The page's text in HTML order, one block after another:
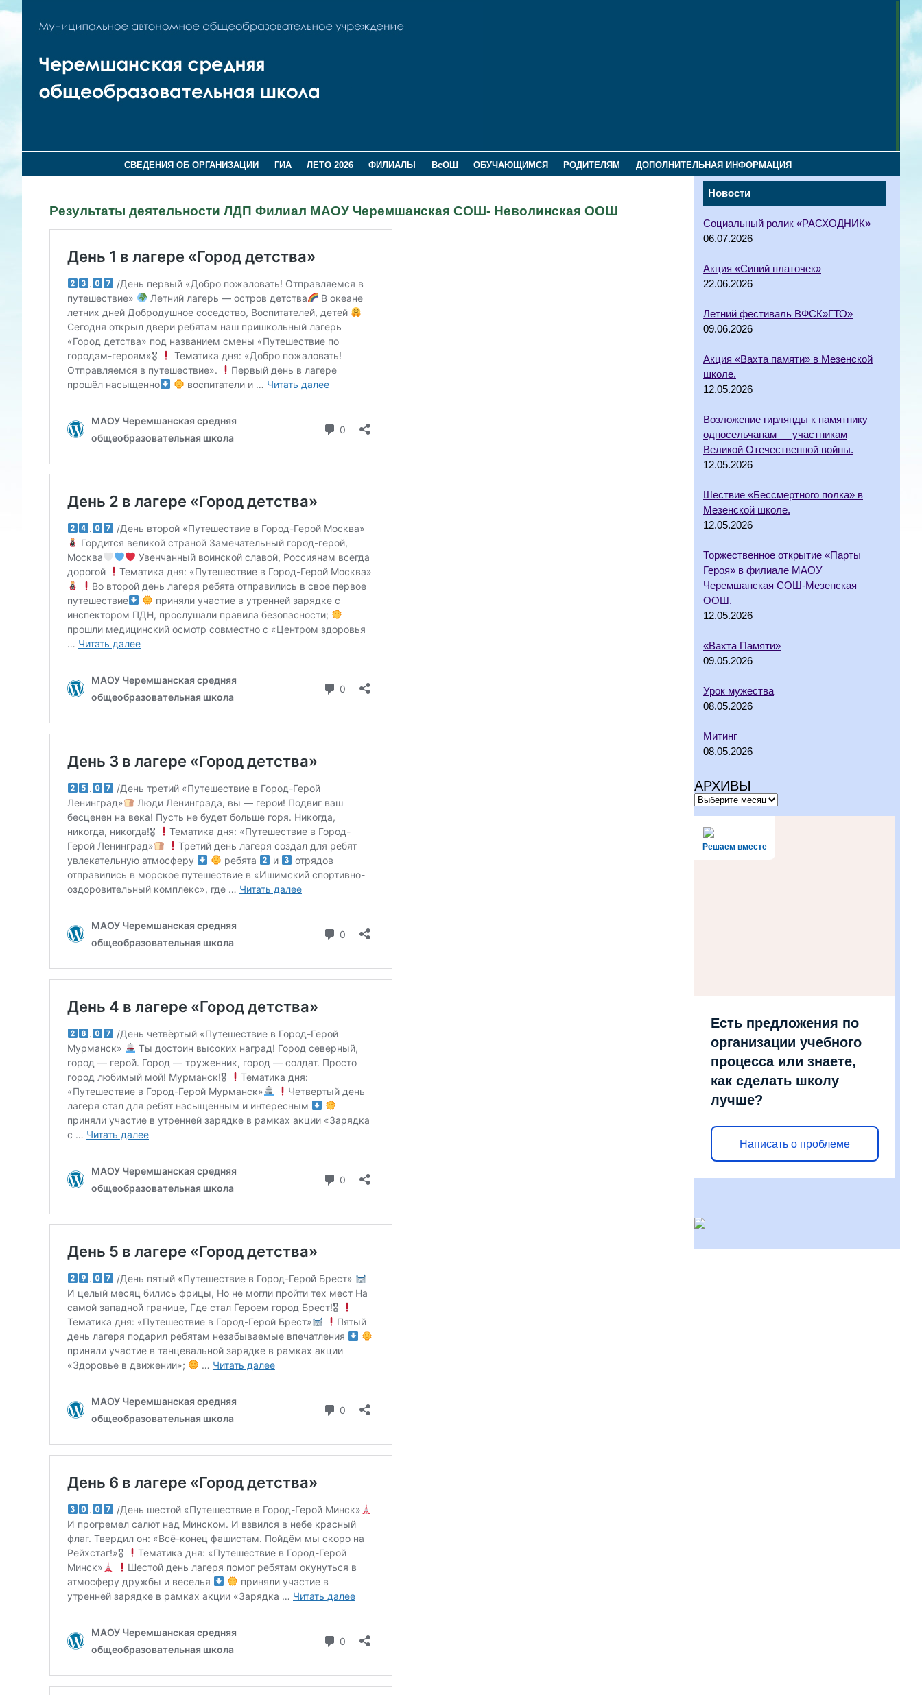
СВЕДЕНИЯ ОБ ОРГАНИЗАЦИИ ГИА ЛЕТО 2026 ФИЛИАЛЫ ВсОШ ОБУЧАЮЩИМСЯ РОДИТЕЛЯМ ДОПОЛНИТЕЛЬНАЯ ИНФОРМАЦИЯ
Новости
Социальный ролик «РАСХОДНИК»
06.07.2026
Акция «Синий платочек»
22.06.2026
Летний фестиваль ВФСК»ГТО»
09.06.2026
Акция «Вахта памяти» в Мезенской
школе.
12.05.2026
Возложение гирлянды к памятнику
односельчанам — участникам
Великой Отечественной войны.
12.05.2026
Шествие «Бессмертного полка» в
Мезенской школе.
12.05.2026
Торжественное открытие «Парты
Героя» в филиале МАОУ
Черемшанская СОШ-Мезенская
ООШ.
12.05.2026
«Вахта Памяти»
09.05.2026
Урок мужества
08.05.2026
Митинг
08.05.2026
АРХИВЫ
Решаем вместе
Есть предложения по
организации учебного
процесса или знаете,
как сделать школу
лучше?
Написать о проблеме
Результаты деятельности ЛДП Филиал МАОУ Черемшанская СОШ- Неволинская ООШ